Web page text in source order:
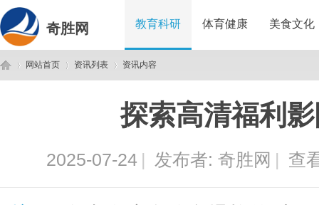
奇胜网 教育科研 体育健康 美食文化
网站首页 资讯列表 资讯内容
探索高清福利
2025-07-24 | 发布者: 奇胜网 | 查